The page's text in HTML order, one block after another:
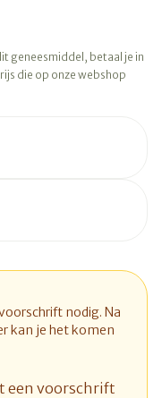
geneesmiddel, betaal je in
die op onze webshop
nodig. Na
kan je het komen
een voorschrift